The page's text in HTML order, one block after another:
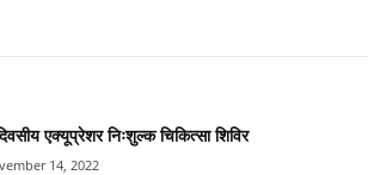
एक्यूप्रेशर निःशुल्क चिकित्सा शिविर
14, 2022